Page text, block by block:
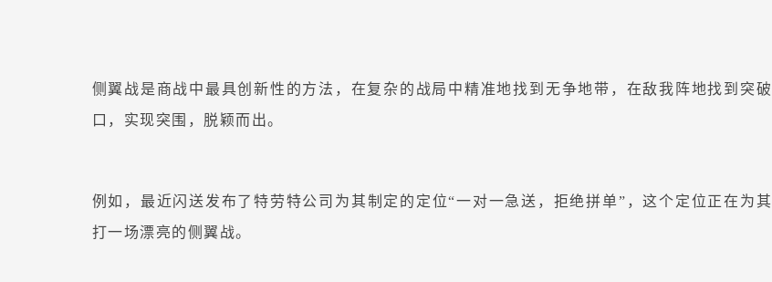
侧翼战是商战中最具创新性的方法，在复杂的战局中精准地找到无争地带，在敌我阵地找到突破
口，实现突围，脱颖而出。
例如，最近闪送发布了特劳特公司为其制定的定位“一对一急送，拒绝拼单”，这个定位正在为其
打一场漂亮的侧翼战。